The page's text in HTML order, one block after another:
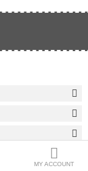
MY ACCOUNT